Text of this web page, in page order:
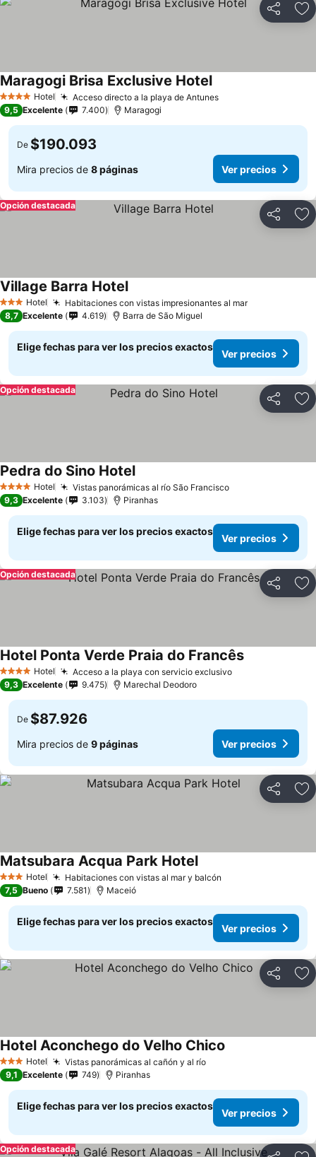
Compartir
4 EstrellasHotel Acceso directo a la playa de AntunesVer precios
Maragogi Brisa Exclusive HotelVer precios
9,5 Excelente 7.400 Maragogi
De $190.093
Mira precios de 8 páginas Ver precios
Compartir
Opción destacada
3 Estrellas
Hotel Habitaciones con vistas impresionantes al marVer precios
Village Barra HotelVer precios
8,7 Excelente 4.619 Barra de São Miguel
Elige fechas para ver los precios exactos
Ver precios
Compartir
Opción destacada
4 EstrellasHotel Vistas panorámicas al río São FranciscoVer precios
Pedra do Sino HotelVer precios
9,3 Excelente 3.103 Piranhas
Elige fechas para ver los precios exactos
Ver precios
Compartir
Opción destacada
4 EstrellasHotel Acceso a la playa con servicio exclusivoVer precios
Hotel Ponta Verde Praia do FrancêsVer precios
9,3 Excelente 9.475 Marechal Deodoro
De $87.926
Mira precios de 9 páginas Ver precios
Compartir
3 Estrellas
Hotel Habitaciones con vistas al mar y balcón
Matsubara Acqua Park HotelVer precios
7,5 Bueno 7.581 Maceió
Elige fechas para ver los precios exactos
Ver precios
Compartir
3 Estrellas
Hotel Vistas panorámicas al cañón y al ríoVer precios
Hotel Aconchego do Velho Chico
9,1 Excelente 749 Piranhas
Elige fechas para ver los precios exactos
Ver precios
Opción destacada